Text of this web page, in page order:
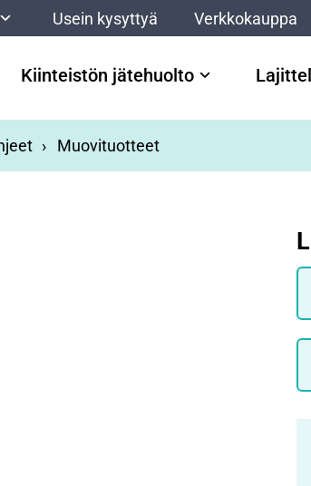
Usein kysyttyä Verkkokauppa
Kiinteistön jätehuolto
Muovituotteet